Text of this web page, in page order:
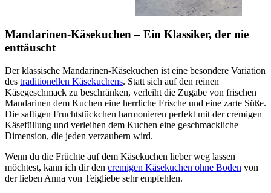
Mandarinen-Käsekuchen – Ein Klassiker, der nie
enttäuscht
Der klassische Mandarinen-Käsekuchen ist eine besondere Variation
des traditionellen Käsekuchens. Statt sich auf den reinen
Käsegeschmack zu beschränken, verleiht die Zugabe von frischen
Mandarinen dem Kuchen eine herrliche Frische und eine zarte Süße.
Die saftigen Fruchtstückchen harmonieren perfekt mit der cremigen
Käsefüllung und verleihen dem Kuchen eine geschmackliche
Dimension, die jeden verzaubern wird.
Wenn du die Früchte auf dem Käsekuchen lieber weg lassen
möchtest, kann ich dir den cremigen Käsekuchen ohne Boden von
der lieben Anna von Teigliebe sehr empfehlen.